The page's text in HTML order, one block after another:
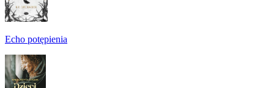
Echo potępienia